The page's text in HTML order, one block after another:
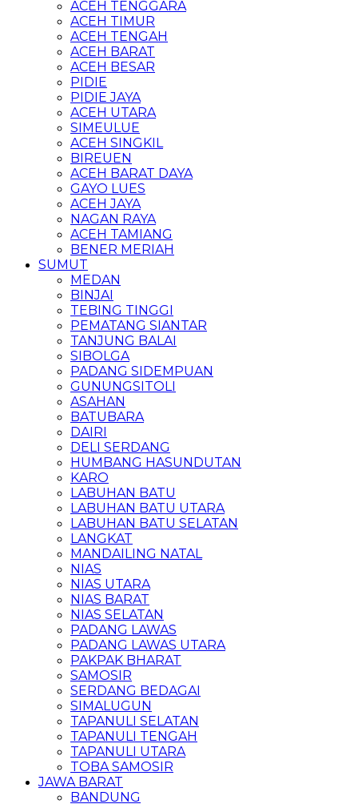
ACEH TENGGARA
ACEH TIMUR
ACEH TENGAH
ACEH BARAT
ACEH BESAR
PIDIE
PIDIE JAYA
ACEH UTARA
SIMEULUE
ACEH SINGKIL
BIREUEN
ACEH BARAT DAYA
GAYO LUES
ACEH JAYA
NAGAN RAYA
ACEH TAMIANG
BENER MERIAH
SUMUT
MEDAN
BINJAI
TEBING TINGGI
PEMATANG SIANTAR
TANJUNG BALAI
SIBOLGA
PADANG SIDEMPUAN
GUNUNGSITOLI
ASAHAN
BATUBARA
DAIRI
DELI SERDANG
HUMBANG HASUNDUTAN
KARO
LABUHAN BATU
LABUHAN BATU UTARA
LABUHAN BATU SELATAN
LANGKAT
MANDAILING NATAL
NIAS
NIAS UTARA
NIAS BARAT
NIAS SELATAN
PADANG LAWAS
PADANG LAWAS UTARA
PAKPAK BHARAT
SAMOSIR
SERDANG BEDAGAI
SIMALUGUN
TAPANULI SELATAN
TAPANULI TENGAH
TAPANULI UTARA
TOBA SAMOSIR
JAWA BARAT
BANDUNG